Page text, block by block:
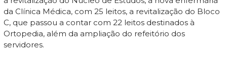
da Clínica Médica, com 25 leitos, a revitalização do Bloco
C, que passou a contar com 22 leitos destinados à
Ortopedia, além da ampliação do refeitório dos
servidores.